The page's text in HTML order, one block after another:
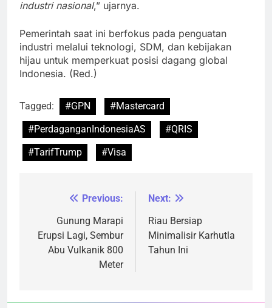
industri nasional,” ujarnya.
Pemerintah saat ini berfokus pada penguatan
industri melalui teknologi, SDM, dan kebijakan
hijau untuk memperkuat posisi dagang global
Indonesia. (Red.)
Tagged: #GPN
#Mastercard
#PerdaganganIndonesiaAS
#QRIS
#TarifTrump
#Visa
NavigasiPrevious:
Gunung Marapi
Erupsi Lagi, Sembur
Abu Vulkanik 800
Meter
Next:
Riau Bersiap
Minimalisir Karhutla
Tahun Ini